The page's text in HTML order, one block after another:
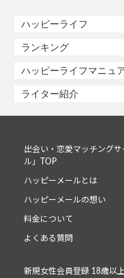
ハッピーライフ
ランキング
ハッピーライフマニュ
ライター紹介
出会い・恋愛マッチング
ル」TOP
ハッピーメールとは
ハッピーメールの想い
料金について
よくある質問
新規女性会員登録 18歳以上